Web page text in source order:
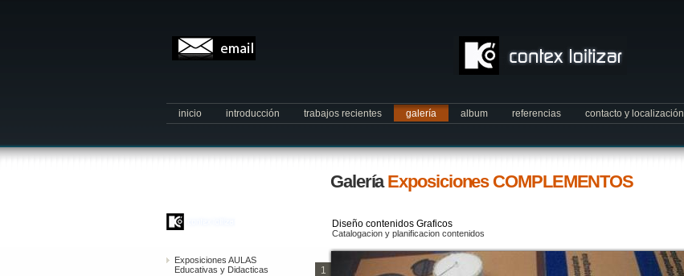
inicio introducción trabajos recientes galería album referencias contacto y localización
Exposiciones AULAS
Educativas y Didacticas
GaleríaExposiciones COMPLEMENTOS
Diseño contenidos Graficos
Catalogacion y planificacion contenidos
1